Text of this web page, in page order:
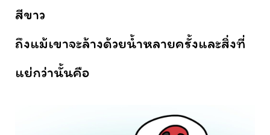
สีขาว
ถึงแม้เขาจะล้างด้วยน้ำหลายครั้งและสิ่งที่
แย่กว่านั้นคือ